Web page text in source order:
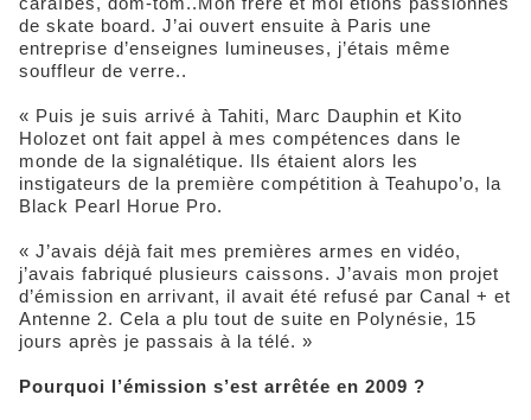
de skate board. J’ai ouvert ensuite à Paris une
entreprise d’enseignes lumineuses, j’étais même
souffleur de verre..
« Puis je suis arrivé à Tahiti, Marc Dauphin et Kito
Holozet ont fait appel à mes compétences dans le
monde de la signalétique. Ils étaient alors les
instigateurs de la première compétition à Teahupo’o, la
Black Pearl Horue Pro.
« J’avais déjà fait mes premières armes en vidéo,
j’avais fabriqué plusieurs caissons. J’avais mon projet
d’émission en arrivant, il avait été refusé par Canal + et
Antenne 2. Cela a plu tout de suite en Polynésie, 15
jours après je passais à la télé. »
Pourquoi l’émission s’est arrêtée en 2009 ?